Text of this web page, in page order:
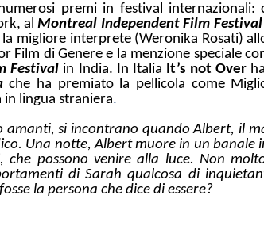
premi in festival
alMontreal Independent Film Festival
migliore interprete (Weronika Rosati)
Film di Genere e la menzione speciale
Festival in India. In Italia It’s not Over
che ha premiato la pellicola come
in lingua straniera.
amanti, si incontrano quando Albert, il
Una notte, Albert muore in un banale
che possono venire alla luce. Non
di Sarah qualcosa di
la persona che dice di essere?